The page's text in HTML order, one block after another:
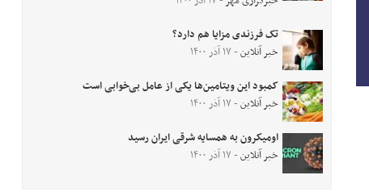
تک فرزندی مزایا هم دارد؟
خبر آنلاین- ۱۷ آذر ۱۴۰۰
کمبود این ویتامین‌ها یکی از عامل بی‌خوابی است
خبر آنلاین- ۱۷ آذر ۱۴۰۰
اومیکرون به همسایه شرقی ایران رسید
خبر آنلاین- ۱۷ آذر ۱۴۰۰